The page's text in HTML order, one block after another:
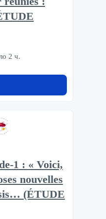
2 ч.
1 : « Voici,
nouvelles
(ÉTUDE